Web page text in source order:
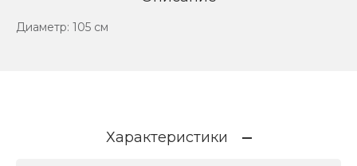
Диаметр: 105 см
Характеристики